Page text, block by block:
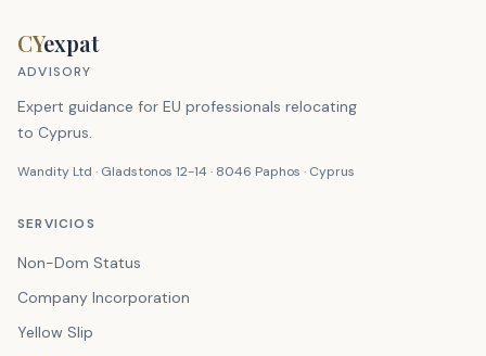
CYexpat
ADVISORY
Expert guidance for EU professionals relocating
to Cyprus.
Wandity Ltd · Gladstonos 12-14 · 8046 Paphos · Cyprus
SERVICIOS
Non-Dom Status
Company Incorporation
Yellow Slip